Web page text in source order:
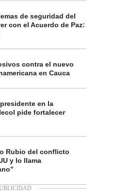
de seguridad del
con el Acuerdo de Paz:
contra el nuevo
en Cauca
en la
pide fortalecer
Rubio del conflicto
y lo llama